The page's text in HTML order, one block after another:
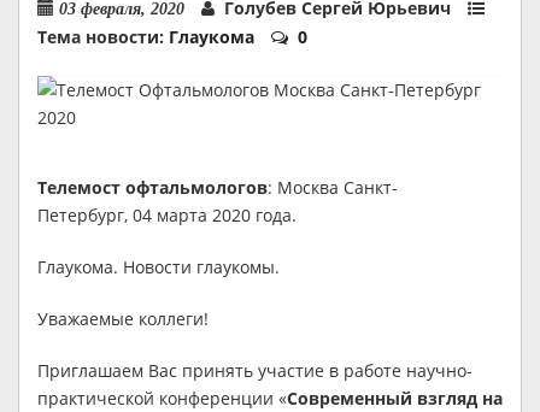
03 февраля, 2020
Голубев Сергей Юрьевич
Тема новости: Глаукома 0
Телемост офтальмологов: Москва Санкт-
Петербург, 04 марта 2020 года.
Глаукома. Новости глаукомы.
Уважаемые коллеги!
Приглашаем Вас принять участие в работе научно-
практической конференции «Современный взгляд на